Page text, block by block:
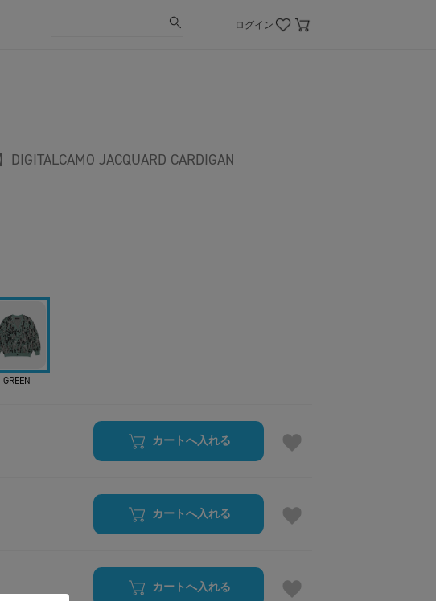
ログイン
DIGITALCAMO JACQUARD CARDIGAN
GREEN
カートへ入れる
カートへ入れる
カートへ入れる